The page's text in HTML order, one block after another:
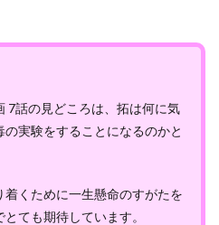
7話の見どころは、拓は何に気
実験をすることになるのかと
くために一生懸命のすがたを
ても期待しています。